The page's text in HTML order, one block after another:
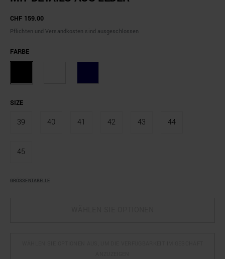
CHF 159.00
Pflichten und Versandkosten sind ausgeschlossen
FARBE
SIZE
39 40 41 42 43 44
45
GRÖSSENTABELLE